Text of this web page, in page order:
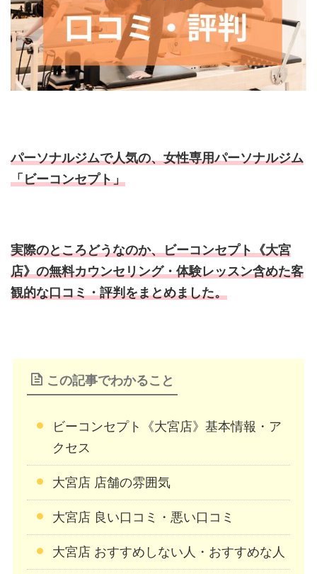
パーソナルジムで人気の、女性専用パーソナルジム
「ビーコンセプト」
実際のところどうなのか、ビーコンセプト《大宮
店》の無料カウンセリング・体験レッスン含めた客
観的な口コミ・評判をまとめました。
この記事でわかること
ビーコンセプト《大宮店》基本情報・ア
クセス
大宮店 店舗の雰囲気
大宮店 良い口コミ・悪い口コミ
大宮店 おすすめしない人・おすすめな人